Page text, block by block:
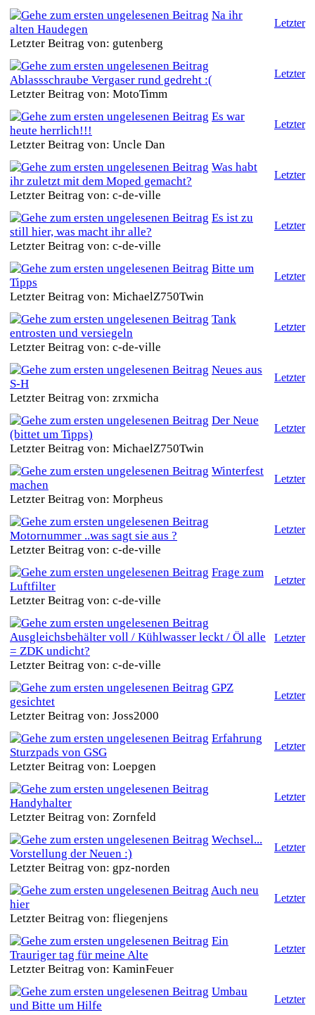
Na ihr
alten Haudegen
Letzter Beitrag von: gutenberg
Letzter
Ablassschraube Vergaser rund gedreht :(
Letzter Beitrag von: MotoTimm
Letzter
Es war
heute herrlich!!!
Letzter Beitrag von: Uncle Dan
Letzter
Was habt
ihr zuletzt mit dem Moped gemacht?
Letzter Beitrag von: c-de-ville
Letzter
Es ist zu
still hier, was macht ihr alle?
Letzter Beitrag von: c-de-ville
Letzter
Bitte um
Tipps
Letzter Beitrag von: MichaelZ750Twin
Letzter
Tank
entrosten und versiegeln
Letzter Beitrag von: c-de-ville
Letzter
Neues aus
S-H
Letzter Beitrag von: zrxmicha
Letzter
Der Neue
(bittet um Tipps)
Letzter Beitrag von: MichaelZ750Twin
Letzter
Winterfest
machen
Letzter Beitrag von: Morpheus
Letzter
Motornummer ..was sagt sie aus ?
Letzter Beitrag von: c-de-ville
Letzter
Frage zum
Luftfilter
Letzter Beitrag von: c-de-ville
Letzter
Ausgleichsbehälter voll / Kühlwasser leckt / Öl alle
= ZDK undicht?
Letzter Beitrag von: c-de-ville
Letzter
GPZ
gesichtet
Letzter Beitrag von: Joss2000
Letzter
Erfahrung
Sturzpads von GSG
Letzter Beitrag von: Loepgen
Letzter
Handyhalter
Letzter Beitrag von: Zornfeld
Letzter
Wechsel...
Vorstellung der Neuen :)
Letzter Beitrag von: gpz-norden
Letzter
Auch neu
hier
Letzter Beitrag von: fliegenjens
Letzter
Ein
Trauriger tag für meine Alte
Letzter Beitrag von: KaminFeuer
Letzter
Umbau
und Bitte um Hilfe
Letzter